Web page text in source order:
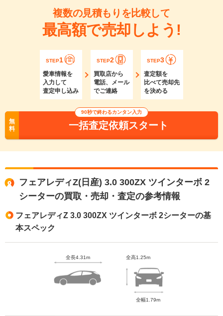
複数の見積もりを比較して
最高額で売却しよう!
STEP1
愛車情報を
入力して
査定申し込み
STEP2
買取店から
電話、メール
でご連絡
STEP3
査定額を
比べて売却先
を決める
無
料
90秒で終わるカンタン入力
一括査定依頼スタート
フェアレディZ(日産) 3.0 300ZX ツインターボ 2
シーターの買取・売却・査定の参考情報
フェアレディZ 3.0 300ZX ツインターボ 2シーターの基
本スペック
全長4.31m 全高1.25m
全幅1.79m